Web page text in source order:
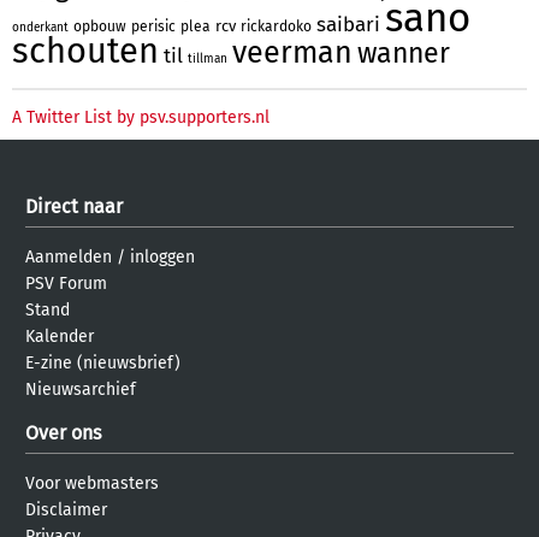
onderkant opbouw perisic plea rcv rickardoko saibari sano
schouten til tillman veerman wanner
A Twitter List by psv.supporters.nl
Direct naar
Aanmelden / inloggen
PSV Forum
Stand
Kalender
E-zine (nieuwsbrief)
Nieuwsarchief
Over ons
Voor webmasters
Disclaimer